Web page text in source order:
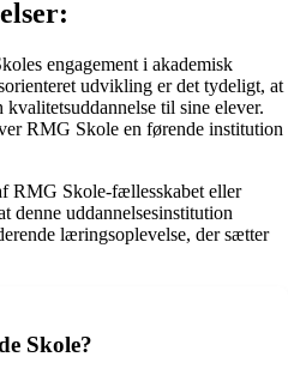
engagement i akademisk
udvikling er det tydeligt, at
til sine elever.
RMG Skole en førende institution
RMG Skole-fællesskabet eller
denne uddannelsesinstitution
læringsoplevelse, der sætter
Skole?